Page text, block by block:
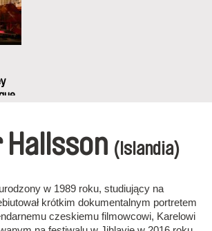
Hallsson (Islandia)
w 1989 roku, studiujący na
krótkim dokumentalnym portretem
czeskiemu filmowcowi, Karelowi